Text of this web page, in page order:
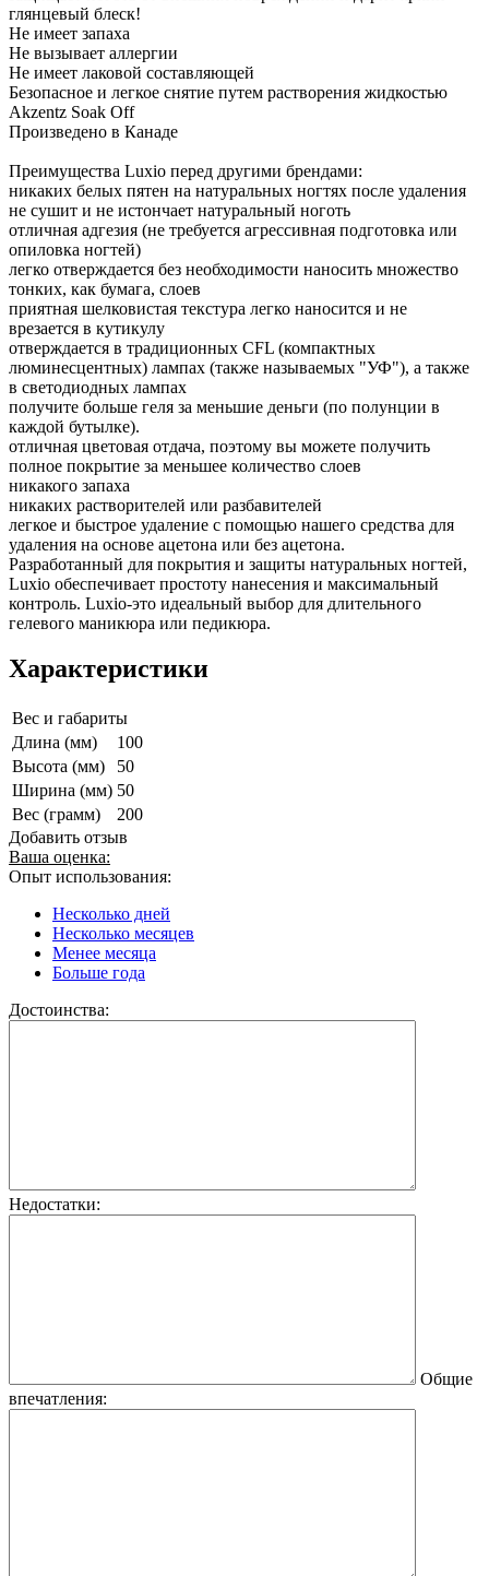
глянцевый блеск!
Не имеет запаха
Не вызывает аллергии
Не имеет лаковой составляющей
Безопасное и легкое снятие путем растворения жидкостью
Akzentz Soak Off
Произведено в Канаде
Преимущества Luxio перед другими брендами:
никаких белых пятен на натуральных ногтях после удаления
не сушит и не истончает натуральный ноготь
отличная адгезия (не требуется агрессивная подготовка или
опиловка ногтей)
легко отверждается без необходимости наносить множество
тонких, как бумага, слоев
приятная шелковистая текстура легко наносится и не
врезается в кутикулу
отверждается в традиционных CFL (компактных
люминесцентных) лампах (также называемых "УФ"), а также
в светодиодных лампах
получите больше геля за меньшие деньги (по полунции в
каждой бутылке).
отличная цветовая отдача, поэтому вы можете получить
полное покрытие за меньшее количество слоев
никакого запаха
никаких растворителей или разбавителей
легкое и быстрое удаление с помощью нашего средства для
удаления на основе ацетона или без ацетона.
Разработанный для покрытия и защиты натуральных ногтей,
Luxio обеспечивает простоту нанесения и максимальный
контроль. Luxio-это идеальный выбор для длительного
гелевого маникюра или педикюра.
Характеристики
Вес и габариты
Длина (мм)
100
Высота (мм)
50
Ширина (мм) 50
Вес (грамм)
200
Добавить отзыв
Ваша оценка:
Опыт использования:
Несколько дней
Несколько месяцев
Менее месяца
Больше года
Достоинства:
Недостатки:
Общие
впечатления: